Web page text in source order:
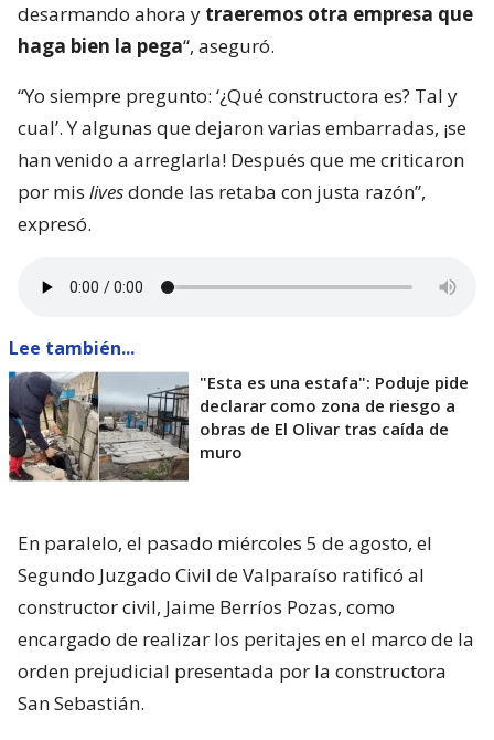
desarmando ahora y traeremos otra empresa que
haga bien la pega“, aseguró.
“Yo siempre pregunto: ‘¿Qué constructora es? Tal y
cual’. Y algunas que dejaron varias embarradas, ¡se
han venido a arreglarla! Después que me criticaron
por mis livesdonde las retaba con justa razón”,
expresó.
Lee también...
"Esta es una estafa": Poduje pide
declarar como zona de riesgo a
obras de El Olivar tras caída de
muro
En paralelo, el pasado miércoles 5 de agosto, el
Segundo Juzgado Civil de Valparaíso ratificó al
constructor civil, Jaime Berríos Pozas, como
encargado de realizar los peritajes en el marco de la
orden prejudicial presentada por la constructora
San Sebastián.